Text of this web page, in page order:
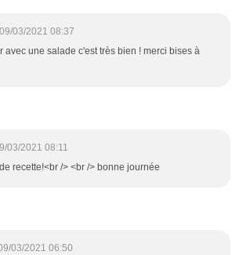
09/03/2021 08:37
avec une salade c'est très bien ! merci bises à
03/2021 08:11
recette!<br /> <br /> bonne journée
03/2021 06:50